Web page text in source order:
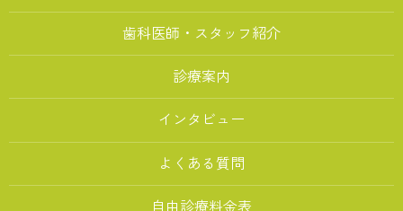
歯科医師・スタッフ紹介
診療案内
インタビュー
よくある質問
自由診療料金表